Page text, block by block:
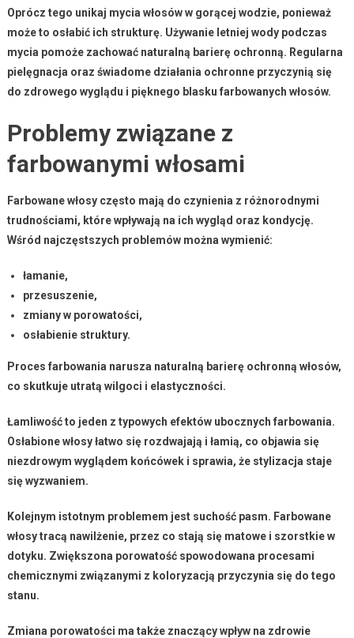
Oprócz tego unikaj mycia włosów w gorącej wodzie, ponieważ
może to osłabić ich strukturę. Używanie letniej wodypodczas
mycia pomoże zachować naturalną barierę ochronną. Regularna
pielęgnacja oraz świadome działania ochronne przyczynią się
do zdrowego wyglądu i pięknego blasku farbowanych włosów.
Problemy związane z
farbowanymi włosami
Farbowane włosyczęsto mają do czynienia z różnorodnymi
trudnościami, które wpływają na ich wygląd oraz kondycję.
Wśród najczęstszych problemów można wymienić:
łamanie,
przesuszenie,
zmiany w porowatości,
osłabienie struktury.
Proces farbowania narusza naturalną barierę ochronną włosów,
co skutkuje utratą wilgoci i elastyczności.
Łamliwośćto jeden z typowych efektów ubocznych farbowania.
Osłabione włosy łatwo się rozdwajają i łamią, co objawia się
niezdrowym wyglądem końcówek i sprawia, że stylizacja staje
się wyzwaniem.
Kolejnym istotnym problemem jest suchość pasm. Farbowane
włosy tracą nawilżenie, przez co stają się matowei szorstkie w
dotyku. Zwiększona porowatość spowodowana procesami
chemicznymi związanymi z koloryzacją przyczynia się do tego
stanu.
Zmiana porowatości ma także znaczący wpływ na zdrowie